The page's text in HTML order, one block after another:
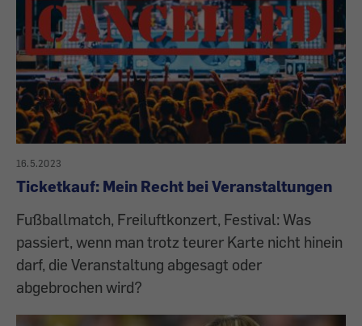
16.5.2023
Ticketkauf: Mein Recht bei Veranstaltungen
Fußballmatch, Freiluftkonzert, Festival: Was
passiert, wenn man trotz teurer Karte nicht hinein
darf, die Veranstaltung abgesagt oder
abgebrochen wird?